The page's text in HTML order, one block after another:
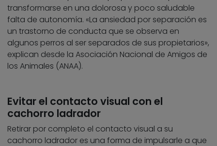
transformarse en una dolorosa y poco saludable
falta de autonomía. «La ansiedad por separación es
un trastorno de conducta que se observa en
algunos perros al ser separados de sus propietarios»,
explican desde la Asociación Nacional de Amigos de
los Animales (ANAA).
Evitar el contacto visual con el
cachorro ladrador
Retirar por completo el contacto visual a su
cachorro ladrador es una forma de impulsarle a que